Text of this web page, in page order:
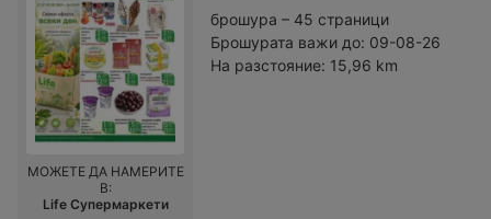
брошура – 45 страници
Брошурата важи до: 09-08-26
На разстояние: 15,96 km
МОЖЕТЕ ДА НАМЕРИТЕ
В:
Life Супермаркети